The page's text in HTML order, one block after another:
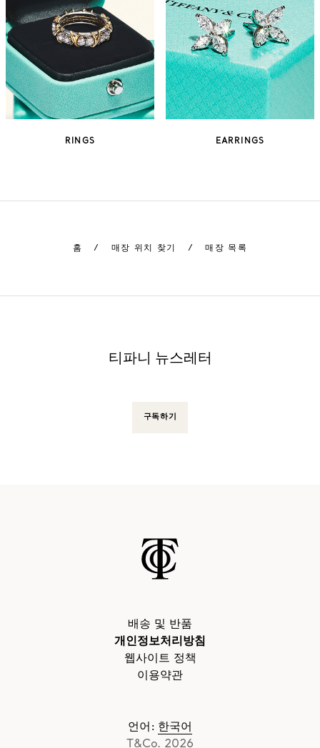
RINGS EARRINGS
홈 / 매장 위치 찾기 / 매장 목록
티파니 뉴스레터
구독하기
배송 및 반품
개인정보처리방침
웹사이트 정책
이용약관
언어 : 한국어
T&Co. 2026